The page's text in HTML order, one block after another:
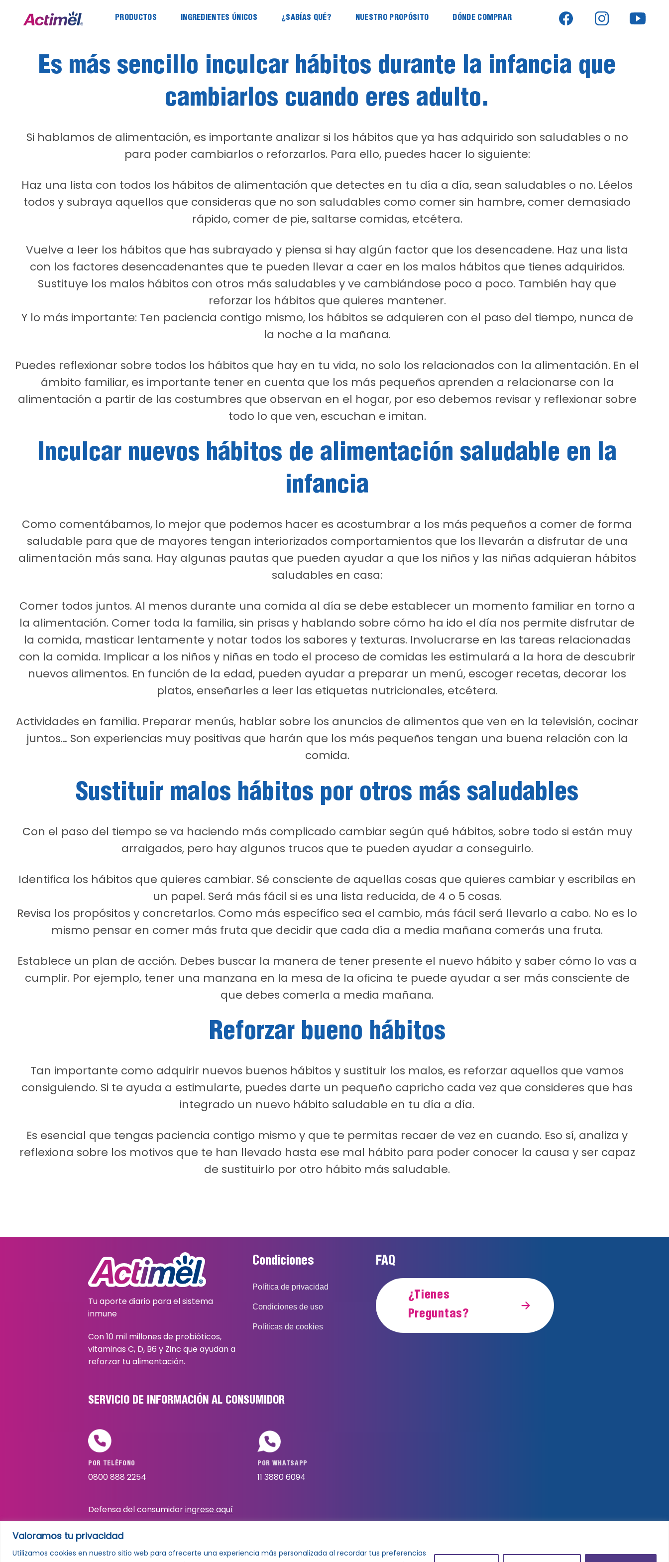
Valoramos tu privacidad
Utilizamos cookies en nuestro sitio web para ofrecerte una experiencia más personalizada al recordar tus preferencias
PRODUCTOS INGREDIENTES ÚNICOS ¿SABÍAS QUÉ? NUESTRO PROPÓSITO DÓNDE COMPRAR
Es más sencillo inculcar hábitos durante la infancia que
cambiarlos cuando eres adulto.
Si hablamos de alimentación, es importante analizar si los hábitos que ya has adquirido son saludables o no
para poder cambiarlos o reforzarlos. Para ello, puedes hacer lo siguiente:
Haz una lista con todos los hábitos de alimentación que detectes en tu día a día, sean saludables o no. Léelos
todos y subraya aquellos que consideras que no son saludables como comer sin hambre, comer demasiado
rápido, comer de pie, saltarse comidas, etcétera.
Vuelve a leer los hábitos que has subrayado y piensa si hay algún factor que los desencadene. Haz una lista
con los factores desencadenantes que te pueden llevar a caer en los malos hábitos que tienes adquiridos.
Sustituye los malos hábitos con otros más saludables y ve cambiándose poco a poco. También hay que
reforzar los hábitos que quieres mantener.
Y lo más importante: Ten paciencia contigo mismo, los hábitos se adquieren con el paso del tiempo, nunca de
la noche a la mañana.
Puedes reflexionar sobre todos los hábitos que hay en tu vida, no solo los relacionados con la alimentación. En el
ámbito familiar, es importante tener en cuenta que los más pequeños aprenden a relacionarse con la
alimentación a partir de las costumbres que observan en el hogar, por eso debemos revisar y reflexionar sobre
todo lo que ven, escuchan e imitan.
Inculcar nuevos hábitos de alimentación saludable en la
infancia
Como comentábamos, lo mejor que podemos hacer es acostumbrar a los más pequeños a comer de forma
saludable para que de mayores tengan interiorizados comportamientos que los llevarán a disfrutar de una
alimentación más sana. Hay algunas pautas que pueden ayudar a que los niños y las niñas adquieran hábitos
saludables en casa:
Comer todos juntos. Al menos durante una comida al día se debe establecer un momento familiar en torno a
la alimentación. Comer toda la familia, sin prisas y hablando sobre cómo ha ido el día nos permite disfrutar de
la comida, masticar lentamente y notar todos los sabores y texturas. Involucrarse en las tareas relacionadas
con la comida. Implicar a los niños y niñas en todo el proceso de comidas les estimulará a la hora de descubrir
nuevos alimentos. En función de la edad, pueden ayudar a preparar un menú, escoger recetas, decorar los
platos, enseñarles a leer las etiquetas nutricionales, etcétera.
Actividades en familia. Preparar menús, hablar sobre los anuncios de alimentos que ven en la televisión, cocinar
juntos… Son experiencias muy positivas que harán que los más pequeños tengan una buena relación con la
comida.
Sustituir malos hábitos por otros más saludables
Con el paso del tiempo se va haciendo más complicado cambiar según qué hábitos, sobre todo si están muy
arraigados, pero hay algunos trucos que te pueden ayudar a conseguirlo.
Identifica los hábitos que quieres cambiar. Sé consciente de aquellas cosas que quieres cambiar y escribilas en
un papel. Será más fácil si es una lista reducida, de 4 o 5 cosas.
Revisa los propósitos y concretarlos. Como más específico sea el cambio, más fácil será llevarlo a cabo. No es lo
mismo pensar en comer más fruta que decidir que cada día a media mañana comerás una fruta.
Establece un plan de acción. Debes buscar la manera de tener presente el nuevo hábito y saber cómo lo vas a
cumplir. Por ejemplo, tener una manzana en la mesa de la oficina te puede ayudar a ser más consciente de
que debes comerla a media mañana.
Reforzar bueno hábitos
Tan importante como adquirir nuevos buenos hábitos y sustituir los malos, es reforzar aquellos que vamos
consiguiendo. Si te ayuda a estimularte, puedes darte un pequeño capricho cada vez que consideres que has
integrado un nuevo hábito saludable en tu día a día.
Es esencial que tengas paciencia contigo mismo y que te permitas recaer de vez en cuando. Eso sí, analiza y
reflexiona sobre los motivos que te han llevado hasta ese mal hábito para poder conocer la causa y ser capaz
de sustituirlo por otro hábito más saludable.
Tu aporte diario para el sistema
inmune
Con 10 mil millones de probióticos,
vitaminas C, D, B6 y Zinc que ayudan a
reforzar tu alimentación.
Condiciones
Política de privacidad
Condiciones de uso
Políticas de cookies
FAQ
¿Tienes
Preguntas?
SERVICIO DE INFORMACIÓN AL CONSUMIDOR
POR TELÉFONO
0800 888 2254
POR WHATSAPP
11 3880 6094
Defensa del consumidoringrese aquí